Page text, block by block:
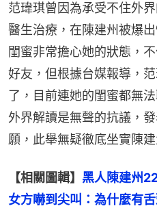
范瑋琪曾因為承受不住外
醫生治療，在陳建州被爆
閨蜜非常擔心她的狀態，
好友，但根據台媒報導，
了，目前連她的閨蜜都無
外界解讀是無聲的抗議，
願，此舉無疑徹底坐實陳建
【相關圖輯】 黑人陳建州
女方嚇到尖叫：為什麼有